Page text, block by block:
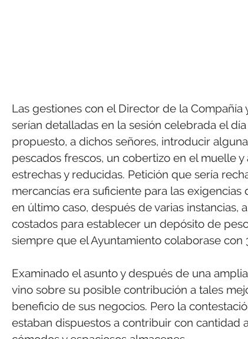
Las gestiones con el Director de la
serían detalladas en la sesión celebrada el
propuesto, a dichos señores, introducir
pescados frescos, un cobertizo en el muelle
estrechas y reducidas. Petición que sería
mercancías era suficiente para las
en último caso, después de varias
costados para establecer un depósito de
siempre que el Ayuntamiento colaborase con
Examinado el asunto y después de una
vino sobre su posible contribución a tales
beneficio de sus negocios. Pero la
estaban dispuestos a contribuir con